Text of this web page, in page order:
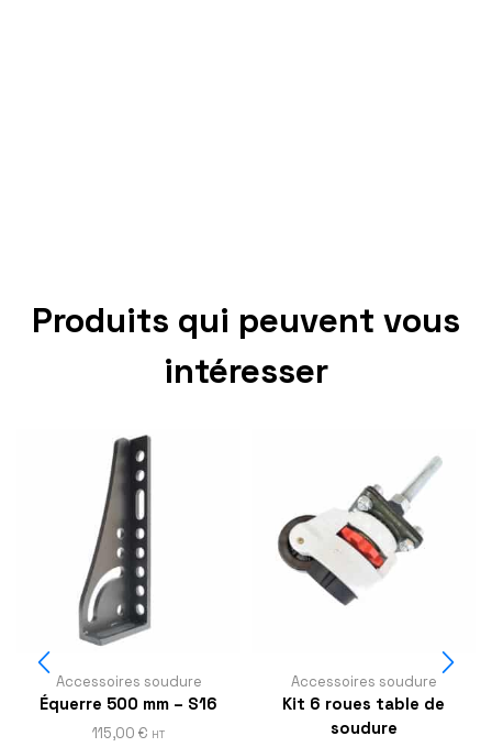
Produits qui peuvent vous
intéresser
Accessoires soudure
Équerre 500 mm – S16
115,00 € HT
Accessoires soudure
Kit 6 roues table de
soudure